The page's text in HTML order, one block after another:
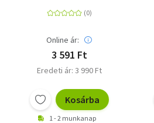
Online ár:
3 591 Ft
Eredeti ár: 3 990 Ft
Kosárba
1 - 2 munkanap